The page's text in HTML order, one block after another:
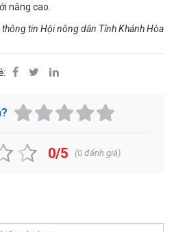
nâng cao.
tin Hội nông dân Tỉnh Khánh Hòa
0/5 (0đánh giá)